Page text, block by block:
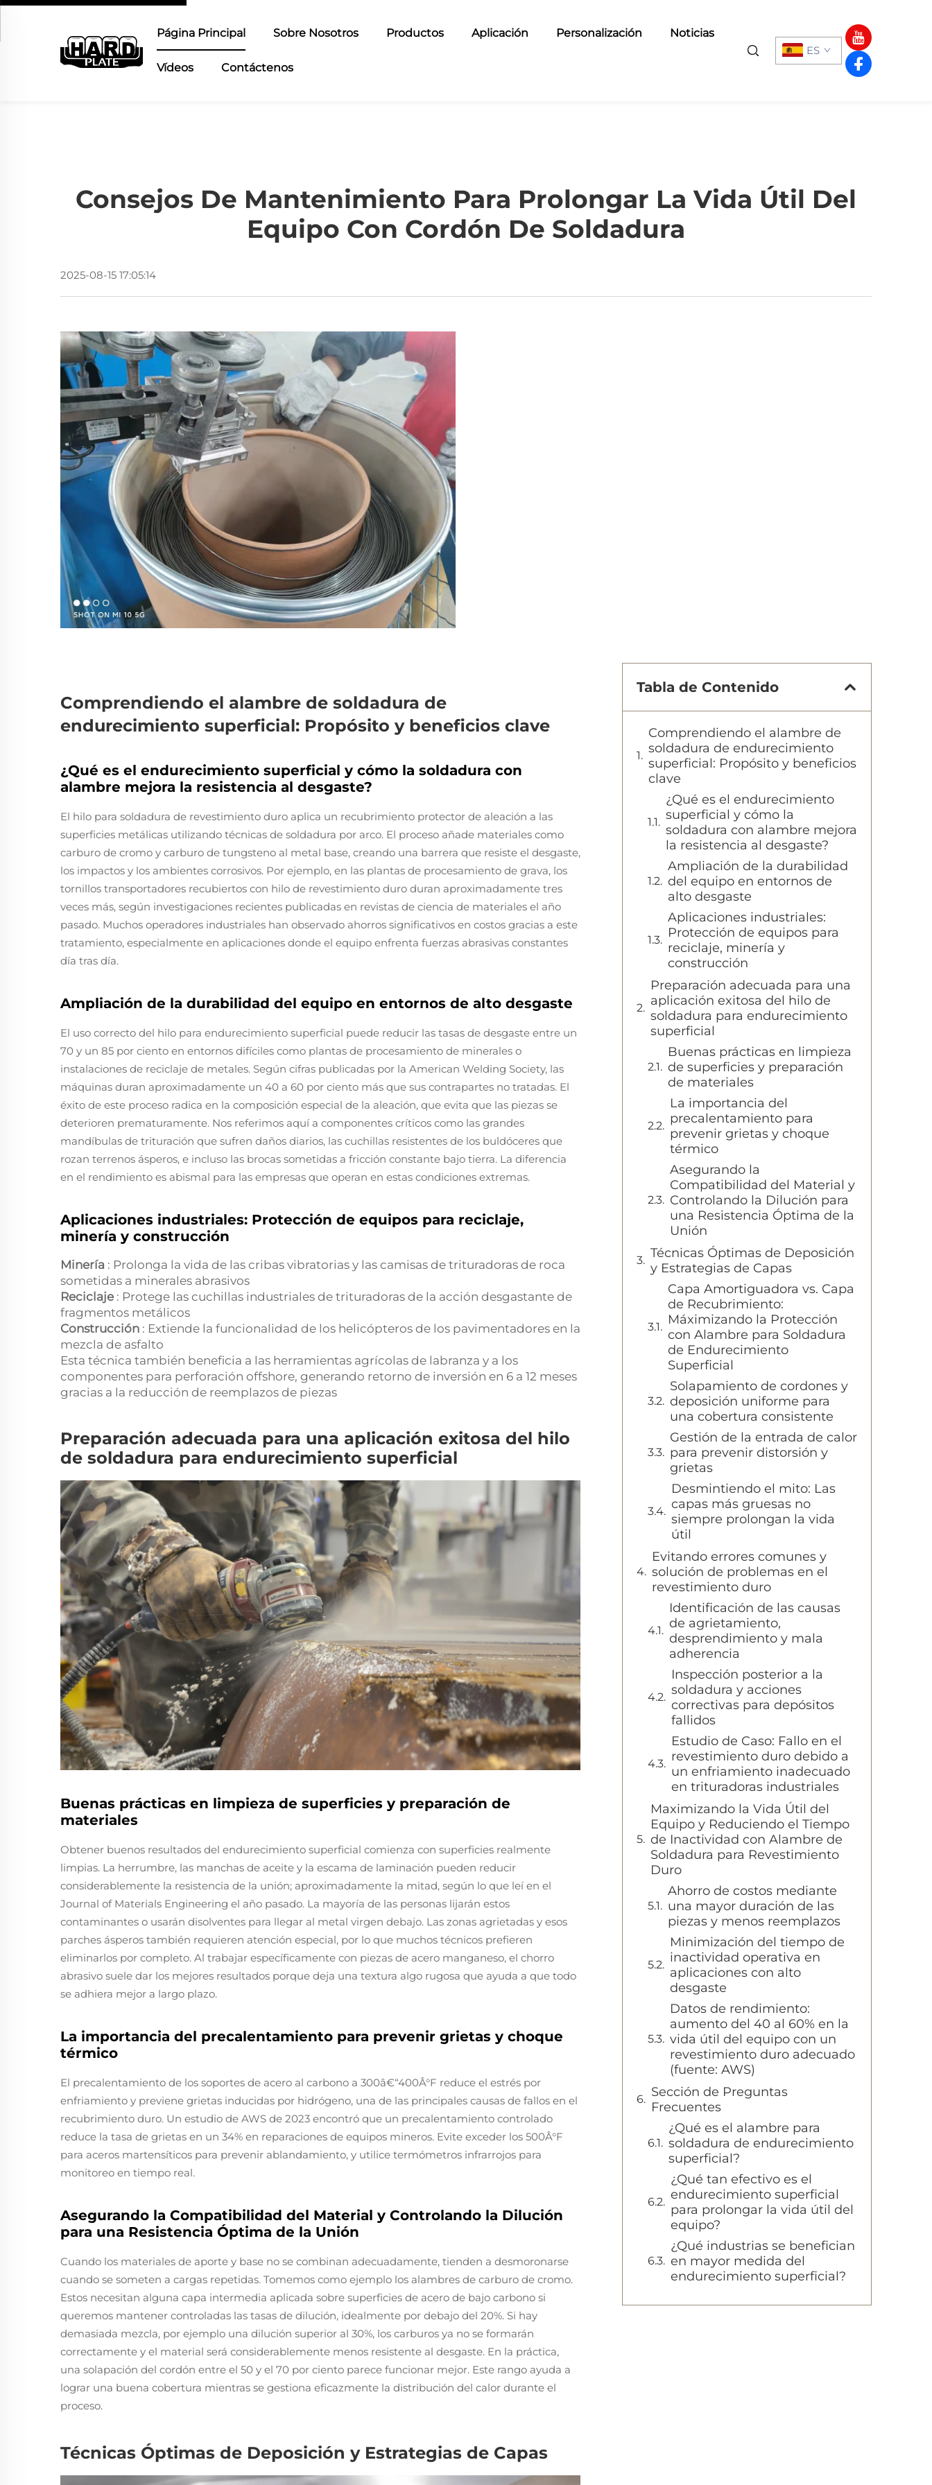
Página Principal Sobre Nosotros Productos Aplicación Personalización Noticias
Vídeos Contáctenos
ES
Consejos De Mantenimiento Para Prolongar La Vida Útil Del
Equipo Con Cordón De Soldadura
2025-08-15 17:05:14
Comprendiendo el alambre de soldadura de
endurecimiento superficial: Propósito y beneficios clave
¿Qué es el endurecimiento superficial y cómo la soldadura con
alambre mejora la resistencia al desgaste?
El hilo para soldadura de revestimiento duro aplica un recubrimiento protector de aleación a las
superficies metálicas utilizando técnicas de soldadura por arco. El proceso añade materiales como
carburo de cromo y carburo de tungsteno al metal base, creando una barrera que resiste el desgaste,
los impactos y los ambientes corrosivos. Por ejemplo, en las plantas de procesamiento de grava, los
tornillos transportadores recubiertos con hilo de revestimiento duro duran aproximadamente tres
veces más, según investigaciones recientes publicadas en revistas de ciencia de materiales el año
pasado. Muchos operadores industriales han observado ahorros significativos en costos gracias a este
tratamiento, especialmente en aplicaciones donde el equipo enfrenta fuerzas abrasivas constantes
día tras día.
Ampliación de la durabilidad del equipo en entornos de alto desgaste
El uso correcto del hilo para endurecimiento superficial puede reducir las tasas de desgaste entre un
70 y un 85 por ciento en entornos difíciles como plantas de procesamiento de minerales o
instalaciones de reciclaje de metales. Según cifras publicadas por la American Welding Society, las
máquinas duran aproximadamente un 40 a 60 por ciento más que sus contrapartes no tratadas. El
éxito de este proceso radica en la composición especial de la aleación, que evita que las piezas se
deterioren prematuramente. Nos referimos aquí a componentes críticos como las grandes
mandíbulas de trituración que sufren daños diarios, las cuchillas resistentes de los buldóceres que
rozan terrenos ásperos, e incluso las brocas sometidas a fricción constante bajo tierra. La diferencia
en el rendimiento es abismal para las empresas que operan en estas condiciones extremas.
Aplicaciones industriales: Protección de equipos para reciclaje,
minería y construcción
Minería : Prolonga la vida de las cribas vibratorias y las camisas de trituradoras de roca
sometidas a minerales abrasivos
Reciclaje : Protege las cuchillas industriales de trituradoras de la acción desgastante de
fragmentos metálicos
Construcción : Extiende la funcionalidad de los helicópteros de los pavimentadores en la
mezcla de asfalto
Esta técnica también beneficia a las herramientas agrícolas de labranza y a los
componentes para perforación offshore, generando retorno de inversión en 6 a 12 meses
gracias a la reducción de reemplazos de piezas
Preparación adecuada para una aplicación exitosa del hilo
de soldadura para endurecimiento superficial
Buenas prácticas en limpieza de superficies y preparación de
materiales
Obtener buenos resultados del endurecimiento superficial comienza con superficies realmente
limpias. La herrumbre, las manchas de aceite y la escama de laminación pueden reducir
considerablemente la resistencia de la unión; aproximadamente la mitad, según lo que leí en el
Journal of Materials Engineering el año pasado. La mayoría de las personas lijarán estos
contaminantes o usarán disolventes para llegar al metal virgen debajo. Las zonas agrietadas y esos
parches ásperos también requieren atención especial, por lo que muchos técnicos prefieren
eliminarlos por completo. Al trabajar específicamente con piezas de acero manganeso, el chorro
abrasivo suele dar los mejores resultados porque deja una textura algo rugosa que ayuda a que todo
se adhiera mejor a largo plazo.
La importancia del precalentamiento para prevenir grietas y choque
térmico
El precalentamiento de los soportes de acero al carbono a 300â€“400Â°F reduce el estrés por
enfriamiento y previene grietas inducidas por hidrógeno, una de las principales causas de fallos en el
recubrimiento duro. Un estudio de AWS de 2023 encontró que un precalentamiento controlado
reduce la tasa de grietas en un 34% en reparaciones de equipos mineros. Evite exceder los 500Â°F
para aceros martensíticos para prevenir ablandamiento, y utilice termómetros infrarrojos para
monitoreo en tiempo real.
Asegurando la Compatibilidad del Material y Controlando la Dilución
para una Resistencia Óptima de la Unión
Cuando los materiales de aporte y base no se combinan adecuadamente, tienden a desmoronarse
cuando se someten a cargas repetidas. Tomemos como ejemplo los alambres de carburo de cromo.
Estos necesitan alguna capa intermedia aplicada sobre superficies de acero de bajo carbono si
queremos mantener controladas las tasas de dilución, idealmente por debajo del 20%. Si hay
demasiada mezcla, por ejemplo una dilución superior al 30%, los carburos ya no se formarán
correctamente y el material será considerablemente menos resistente al desgaste. En la práctica,
una solapación del cordón entre el 50 y el 70 por ciento parece funcionar mejor. Este rango ayuda a
lograr una buena cobertura mientras se gestiona eficazmente la distribución del calor durante el
proceso.
Técnicas Óptimas de Deposición y Estrategias de Capas
Tabla de Contenido
Comprendiendo el alambre de
soldadura de endurecimiento
superficial: Propósito y beneficios
clave
¿Qué es el endurecimiento
superficial y cómo la
soldadura con alambre mejora
la resistencia al desgaste?
Ampliación de la durabilidad
del equipo en entornos de
alto desgaste
Aplicaciones industriales:
Protección de equipos para
reciclaje, minería y
construcción
Preparación adecuada para una
aplicación exitosa del hilo de
soldadura para endurecimiento
superficial
Buenas prácticas en limpieza
de superficies y preparación
de materiales
La importancia del
precalentamiento para
prevenir grietas y choque
térmico
Asegurando la
Compatibilidad del Material y
Controlando la Dilución para
una Resistencia Óptima de la
Unión
Técnicas Óptimas de Deposición
y Estrategias de Capas
Capa Amortiguadora vs. Capa
de Recubrimiento:
Máximizando la Protección
con Alambre para Soldadura
de Endurecimiento
Superficial
Solapamiento de cordones y
deposición uniforme para
una cobertura consistente
Gestión de la entrada de calor
para prevenir distorsión y
grietas
Desmintiendo el mito: Las
capas más gruesas no
siempre prolongan la vida
útil
Evitando errores comunes y
solución de problemas en el
revestimiento duro
Identificación de las causas
de agrietamiento,
desprendimiento y mala
adherencia
Inspección posterior a la
soldadura y acciones
correctivas para depósitos
fallidos
Estudio de Caso: Fallo en el
revestimiento duro debido a
un enfriamiento inadecuado
en trituradoras industriales
Maximizando la Vida Útil del
Equipo y Reduciendo el Tiempo
de Inactividad con Alambre de
Soldadura para Revestimiento
Duro
Ahorro de costos mediante
una mayor duración de las
piezas y menos reemplazos
Minimización del tiempo de
inactividad operativa en
aplicaciones con alto
desgaste
Datos de rendimiento:
aumento del 40 al 60% en la
vida útil del equipo con un
revestimiento duro adecuado
(fuente: AWS)
Sección de Preguntas
Frecuentes
¿Qué es el alambre para
soldadura de endurecimiento
superficial?
¿Qué tan efectivo es el
endurecimiento superficial
para prolongar la vida útil del
equipo?
¿Qué industrias se benefician
en mayor medida del
endurecimiento superficial?